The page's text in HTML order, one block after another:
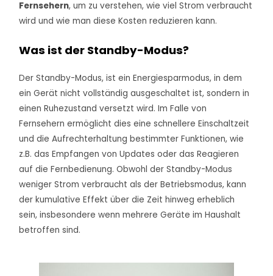
Fernsehern, um zu verstehen, wie viel Strom verbraucht
wird und wie man diese Kosten reduzieren kann.
Was ist der Standby-Modus?
Der Standby-Modus, ist ein Energiesparmodus, in dem
ein Gerät nicht vollständig ausgeschaltet ist, sondern in
einen Ruhezustand versetzt wird. Im Falle von
Fernsehern ermöglicht dies eine schnellere Einschaltzeit
und die Aufrechterhaltung bestimmter Funktionen, wie
z.B. das Empfangen von Updates oder das Reagieren
auf die Fernbedienung. Obwohl der Standby-Modus
weniger Strom verbraucht als der Betriebsmodus, kann
der kumulative Effekt über die Zeit hinweg erheblich
sein, insbesondere wenn mehrere Geräte im Haushalt
betroffen sind.